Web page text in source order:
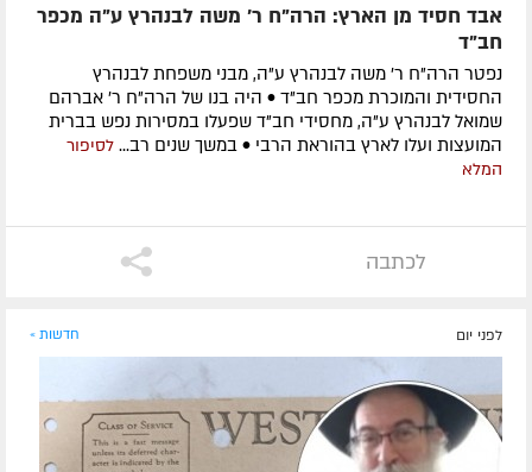
אבד חסיד מן הארץ: הרה"ח ר' משה לבנהרץ ע"ה מכפר
חב"ד
נפטר הרה"ח ר' משה לבנהרץ ע"ה, מבני משפחת לבנהרץ
החסידית והמוכרת מכפר חב"ד • היה בנו של הרה"ח ר' אברהם
שמואל לבנהרץ ע"ה, מחסידי חב"ד שפעלו במסירות נפש בברית
המועצות ועלו לארץ בהוראת הרבי • במשך שנים רב... לסיפור
המלא
לכתבה
לפני יום חדשות »